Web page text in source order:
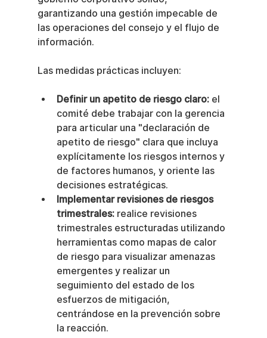
garantizando una gestión impecable de
las operaciones del consejo y el flujo de
información.
Las medidas prácticas incluyen:
Definir un apetito de riesgo claro: el
comité debe trabajar con la gerencia
para articular una "declaración de
apetito de riesgo" clara que incluya
explícitamente los riesgos internos y
de factores humanos, y oriente las
decisiones estratégicas.
Implementar revisiones de riesgos
trimestrales: realice revisiones
trimestrales estructuradas utilizando
herramientas como mapas de calor
de riesgo para visualizar amenazas
emergentes y realizar un
seguimiento del estado de los
esfuerzos de mitigación,
centrándose en la prevención sobre
la reacción.